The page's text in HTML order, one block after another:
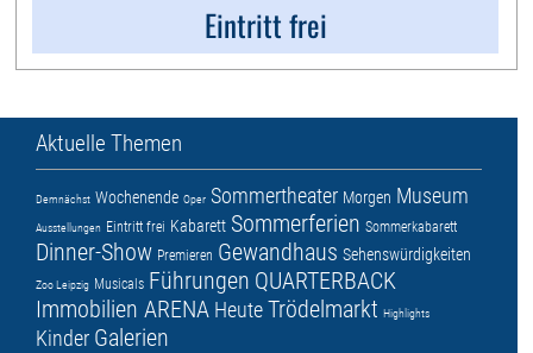
Eintritt frei
Aktuelle Themen
Demnächst Wochenende Oper Sommertheater Morgen Museum
Ausstellungen Eintritt frei Kabarett Sommerferien Sommerkabarett
Dinner-Show Premieren Gewandhaus Sehenswürdigkeiten
Zoo Leipzig Musicals Führungen QUARTERBACK
Immobilien ARENA HeuteTrödelmarkt Highlights
Kinder Galerien